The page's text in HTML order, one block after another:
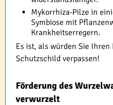
Mykorrhiza-Pilze in
Symbiose mit
Krankheitserregern.
Es ist, als würden Sie
Schutzschild verpassen!
Förderung des
verwurzelt